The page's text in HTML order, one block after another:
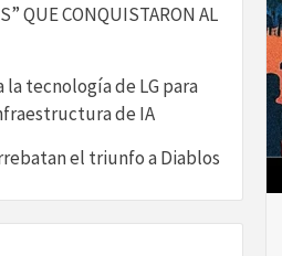
QUE CONQUISTARON AL
la tecnología de LG para
de IA
el triunfo a Diablos